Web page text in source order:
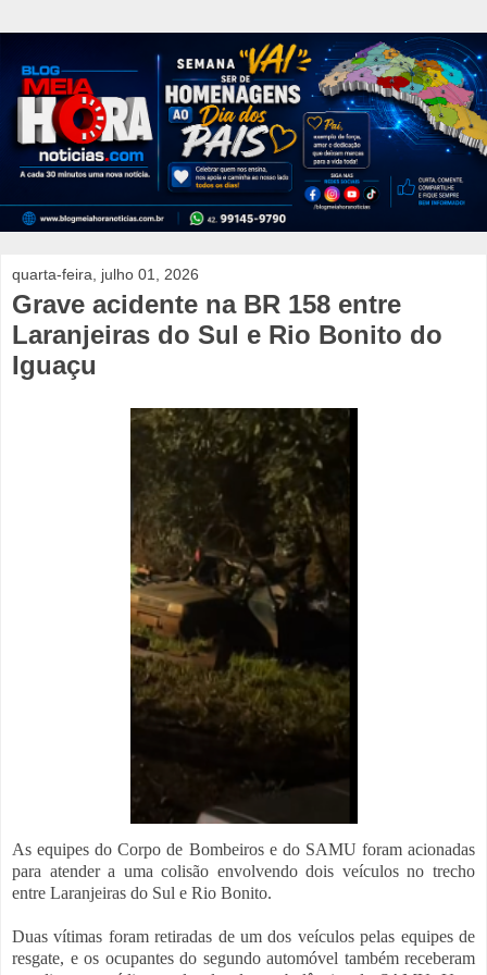
quarta-feira, julho 01, 2026
Grave acidente na BR 158 entre
Laranjeiras do Sul e Rio Bonito do
Iguaçu
As equipes do Corpo de Bombeiros e do SAMU foram acionadas
para atender a uma colisão envolvendo dois veículos no trecho
entre Laranjeiras do Sul e Rio Bonito.
Duas vítimas foram retiradas de um dos veículos pelas equipes de
resgate, e os ocupantes do segundo automóvel também receberam